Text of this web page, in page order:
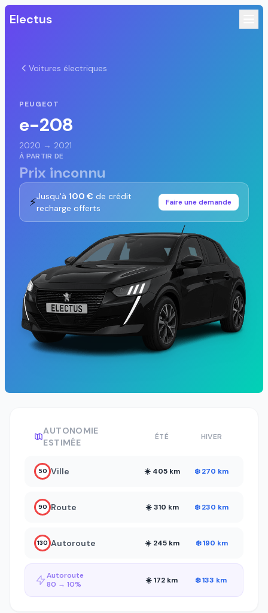
Electus
Voitures électriques
PEUGEOT
e-208
2020 → 2021
À PARTIR DE
Prix inconnu
⚡Jusqu'à 100 € de crédit
recharge offerts
Faire une demande
AUTONOMIE
ESTIMÉE
ÉTÉ HIVER
50 Ville ☀️ 405 km ❄️ 270 km
90 Route ☀️ 310 km ❄️ 230 km
130 Autoroute ☀️ 245 km ❄️ 190 km
Autoroute
80 → 10%
☀️ 172 km ❄️ 133 km